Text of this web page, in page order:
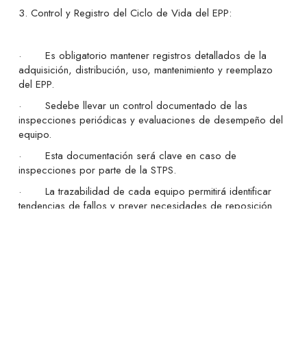
3. Control y Registro del Ciclo de Vida del EPP:
· Es obligatorio mantener registros detallados de la
adquisición, distribución, uso, mantenimiento y reemplazo
del EPP.
· Sedebe llevar un control documentado de las
inspecciones periódicas y evaluaciones de desempeño del
equipo.
· Esta documentación será clave en caso de
inspecciones por parte de la STPS.
· La trazabilidad de cada equipo permitirá identificar
tendencias de fallos y prever necesidades de reposición